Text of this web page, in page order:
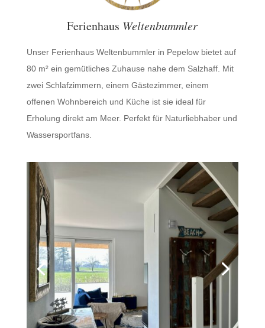
Ferienhaus Weltenbummler
Unser Ferienhaus Weltenbummler in Pepelow bietet auf
80 m² ein gemütliches Zuhause nahe dem Salzhaff. Mit
zwei Schlafzimmern, einem Gästezimmer, einem
offenen Wohnbereich und Küche ist sie ideal für
Erholung direkt am Meer. Perfekt für Naturliebhaber und
Wassersportfans.